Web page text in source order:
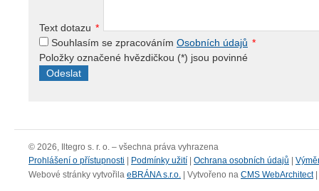
Text dotazu *
Souhlasím se zpracováním Osobních údajů *
Položky označené hvězdičkou (*) jsou povinné
© 2026, Iltegro s. r. o. – všechna práva vyhrazena
Prohlášení o přístupnosti
Podmínky užití Ochrana osobních údajů
Webové stránky vytvořila eBRÁNA s.r.o. | Vytvořeno na CMS WebArchitect|